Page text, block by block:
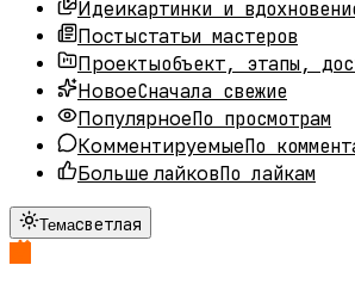
Идеикартинки и
Постыстатьи мастеров
Проектыобъект, этапы,
НовоеСначала свежие
ПопулярноеПо просмотрам
КомментируемыеПо
Больше лайковПо лайкам
Темасветлая